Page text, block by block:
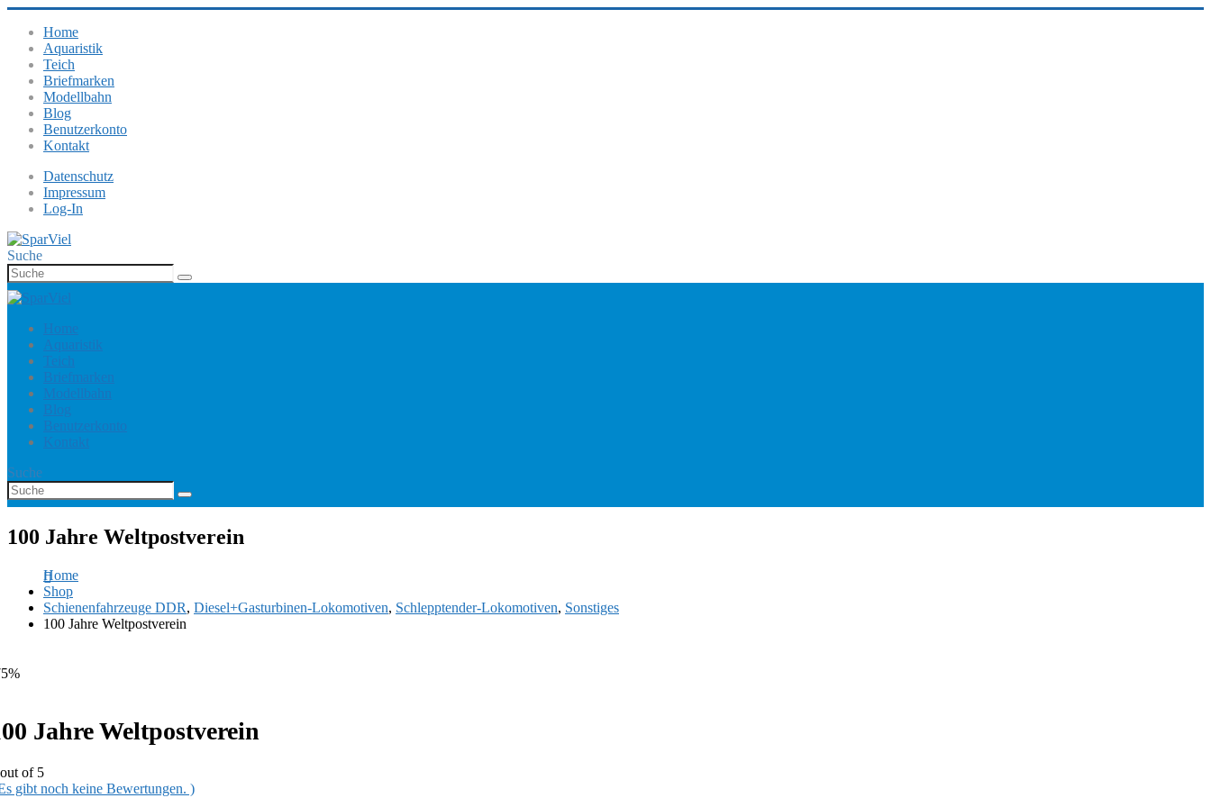
Home
Aquaristik
Teich
Briefmarken
Modellbahn
Blog
Benutzerkonto
Kontakt
Datenschutz
Impressum
Log-In
Suche
Home
Aquaristik
Teich
Briefmarken
Modellbahn
Blog
Benutzerkonto
Kontakt
Suche
100 Jahre Weltpostverein
Home
Shop
Schienenfahrzeuge DDR, Diesel+Gasturbinen-Lokomotiven, Schlepptender-Lokomotiven, Sonstiges
100 Jahre Weltpostverein
Jahre Weltpostverein
of 5
gibt noch keine Bewertungen. )